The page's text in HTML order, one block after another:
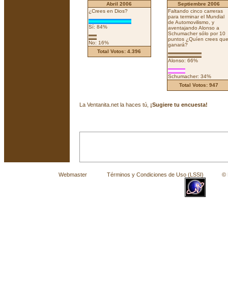
Abril 2006
¿Crees en Dios?
Sí: 84%
No: 16%
Total Votos: 4.396
Septiembre 2006
Faltando cinco carreras
para terminar el Mundial
de Automovilismo, y
aventajando Alonso a
Schumacher sólo por 10
puntos ¿Quíen crees que
ganará?
Alonso: 66%
Schumacher: 34%
Total Votos: 947
La Ventanita.net la haces tú, ¡Sugiere tu encuesta!
Webmaster Términos y Condiciones de Uso (LSSI) © La